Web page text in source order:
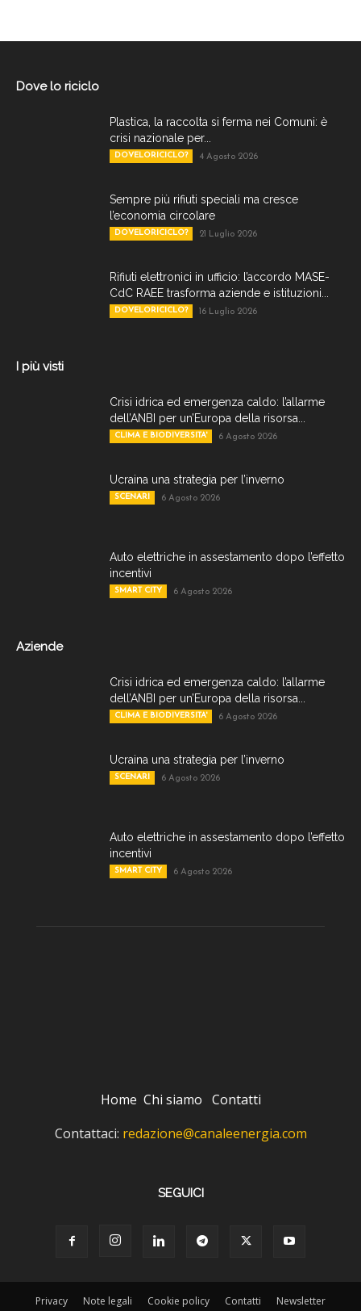
Dove lo riciclo
Plastica, la raccolta si ferma nei Comuni: è
crisi nazionale per...
DOVELORICICLO? 4 Agosto 2026
Sempre più rifiuti speciali ma cresce
l’economia circolare
DOVELORICICLO? 21 Luglio 2026
Rifiuti elettronici in ufficio: l’accordo MASE-
CdC RAEE trasforma aziende e istituzioni...
DOVELORICICLO? 16 Luglio 2026
I più visti
Crisi idrica ed emergenza caldo: l’allarme
dell’ANBI per un’Europa della risorsa...
CLIMA E BIODIVERSITA' 6 Agosto 2026
Ucraina una strategia per l’inverno
SCENARI 6 Agosto 2026
Auto elettriche in assestamento dopo l’effetto
incentivi
SMART CITY 6 Agosto 2026
Aziende
Crisi idrica ed emergenza caldo: l’allarme
dell’ANBI per un’Europa della risorsa...
CLIMA E BIODIVERSITA' 6 Agosto 2026
Ucraina una strategia per l’inverno
SCENARI 6 Agosto 2026
Auto elettriche in assestamento dopo l’effetto
incentivi
SMART CITY 6 Agosto 2026
Home Chi siamo Contatti
Contattaci: redazione@canaleenergia.com
SEGUICI
Privacy Note legali Cookie policy Contatti Newsletter